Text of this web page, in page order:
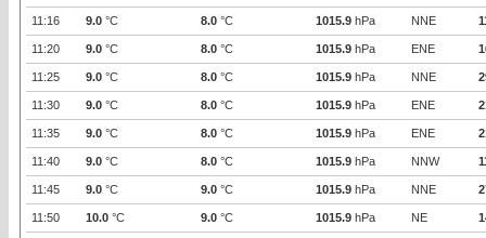
11:16 9.0 °C 8.0 °C 1015.9 hPa NNE
11:20 9.0 °C 8.0 °C 1015.9 hPa ENE
11:25 9.0 °C 8.0 °C 1015.9 hPa NNE
11:30 9.0 °C 8.0 °C 1015.9 hPa ENE
11:35 9.0 °C 8.0 °C 1015.9 hPa ENE
11:40 9.0 °C 8.0 °C 1015.9 hPa NNW
11:45 9.0 °C 9.0 °C 1015.9 hPa NNE
11:50 10.0 °C 9.0 °C 1015.9 hPa NE